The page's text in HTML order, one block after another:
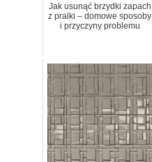
Jak usunąć brzydki zapach
z pralki – domowe sposoby
i przyczyny problemu